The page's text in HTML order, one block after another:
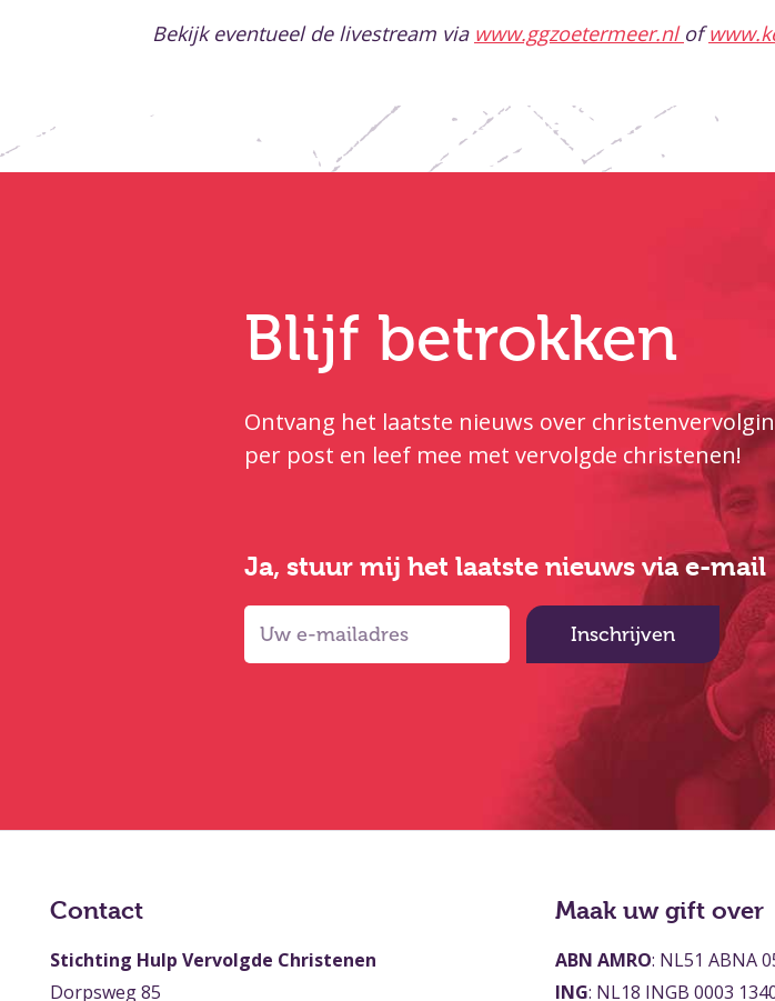
Bekijk eventueel de livestream via www.ggzoetermeer.nl of
Blijf betrokken
Ontvang het laatste nieuws over
per post en leef mee met vervolgde christenen!
Ja, stuur mij het laatste nieuws via e-mail
Inschrijven
Contact
Stichting Hulp Vervolgde Christenen
Dorpsweg 85
Maak uw gift over
ABN AMRO: NL51 ABNA
ING: NL18 INGB 0003